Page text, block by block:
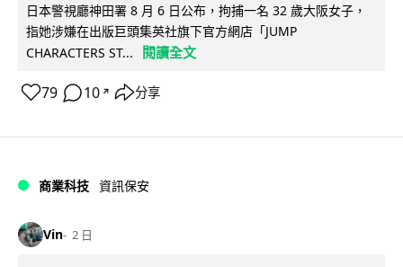
日本警視廳神田署 8 月 6 日公布，拘捕一名 32 歲大阪女子，
指她涉嫌在出版巨頭集英社旗下官方網店「JUMP
CHARACTERS ST...
閱讀全文
79 10 ↗ 分享
商業科技 資訊保安
Vin 2 日